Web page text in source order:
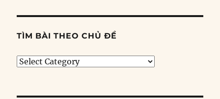
TÌM BÀI THEO CHỦ ĐỀ
Tìm